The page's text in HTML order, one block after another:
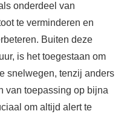
onderdeel van
te verminderen en
Buiten deze
is het toegestaan om
snelwegen, tenzij anders
van toepassing op bijna
om altijd alert te